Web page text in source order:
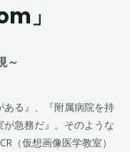
」
～
ある』、『附属病院を持
急務だ』。そのような
（仮想画像医学教室）